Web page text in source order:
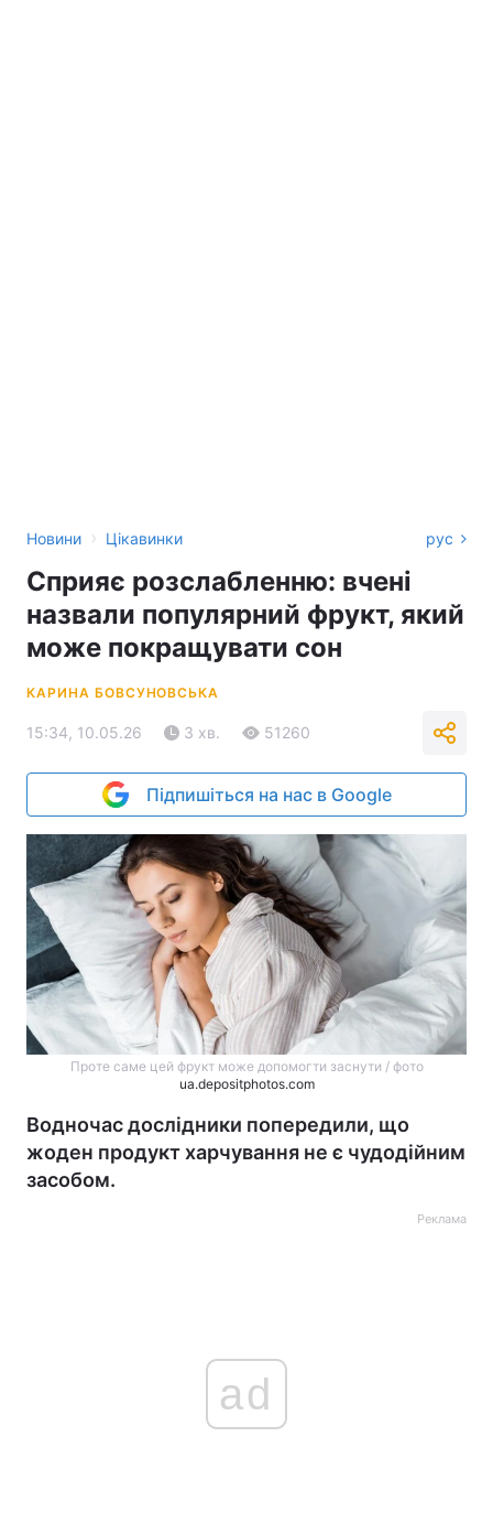
Новини › Цікавинки рус
Сприяє розслабленню: вчені
назвали популярний фрукт, який
може покращувати сон
КАРИНА БОВСУНОВСЬКА
15:34, 10.05.26 3 хв. 51260
Підпишіться на нас в Google
Проте саме цей фрукт може допомогти заснути / фото
ua.depositphotos.com
Водночас дослідники попередили, що
жоден продукт харчування не є чудодійним
засобом.
Реклама
ad